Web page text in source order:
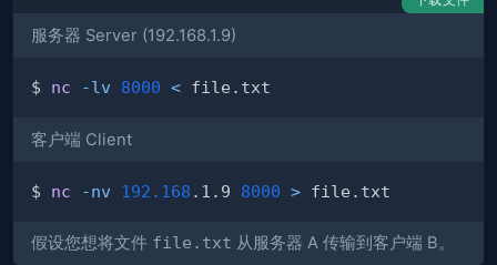
服务器 Server (192.168.1.9)
$ nc -lv 8000 <
客户端 Client
$ nc -nv 192.168 .1.9 8000 >
假设您想将文件 file.txt 从服务器 A 传输到客户端 B。